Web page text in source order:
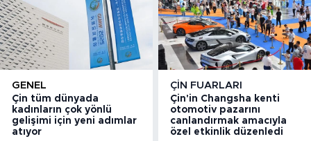
GENEL
Çin tüm dünyada
kadınların çok yönlü
gelişimi için yeni adımlar
atıyor
ÇIN FUARLARI
Çin'in Changsha kenti
otomotiv pazarını
canlandırmak amacıyla
özel etkinlik düzenledi